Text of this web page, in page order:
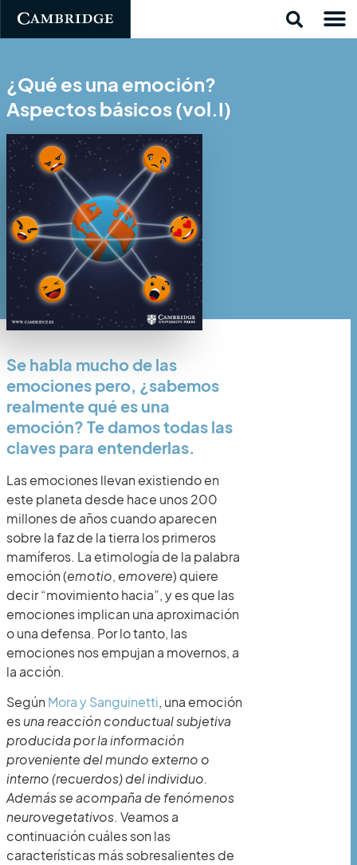
¿Qué es una emoción?
Aspectos básicos (vol.I)
Se habla mucho de las
emociones pero, ¿sabemos
realmente qué es una
emoción? Te damos todas las
claves para entenderlas.
Las emociones llevan existiendo en
este planeta desde hace unos 200
millones de años cuando aparecen
sobre la faz de la tierra los primeros
mamíferos. La etimología de la palabra
emoción (emotio, emovere) quiere
decir “movimiento hacia”, y es que las
emociones implican una aproximación
o una defensa. Por lo tanto, las
emociones nos empujan a movernos, a
la acción.
Según Mora y Sanguinetti, una emoción
esuna reacción conductual subjetiva
producida por la información
proveniente del mundo externo o
interno (recuerdos) del individuo.
Además se acompaña de fenómenos
neurovegetativos. Veamos a
continuación cuáles son las
características más sobresalientes de